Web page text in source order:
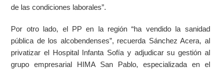
de las condiciones laborales”.
Por otro lado, el PP en la región “ha vendido la sanidad
pública de los alcobendenses”, recuerda Sánchez Acera, al
privatizar el Hospital Infanta Sofía y adjudicar su gestión al
grupo empresarial HIMA San Pablo, especializada en el